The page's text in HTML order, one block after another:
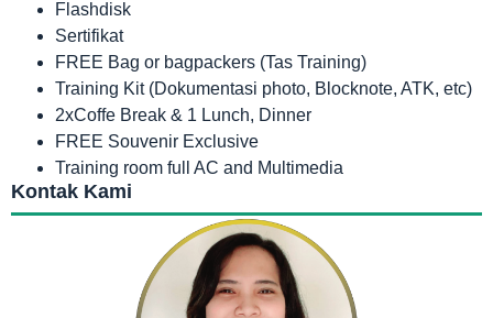
Flashdisk
Sertifikat
FREE Bag or bagpackers (Tas Training)
Training Kit (Dokumentasi photo, Blocknote, ATK, etc)
2xCoffe Break & 1 Lunch, Dinner
FREE Souvenir Exclusive
Training room full AC and Multimedia
Kontak Kami